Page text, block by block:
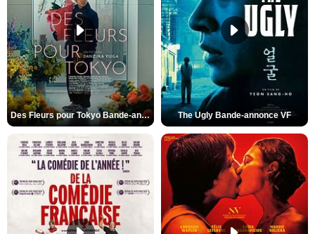
Des Fleurs pour Tokyo Bande-annonce VO STFR The Ugly Bande-annonce VF